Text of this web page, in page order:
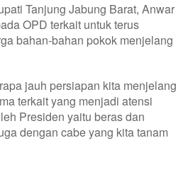
Tanjung Jabung Barat, Anwar
OPD terkait untuk terus
bahan-bahan pokok menjelang
jauh persiapan kita menjelang
terkait yang menjadi atensi
Presiden yaitu beras dan
dengan cabe yang kita tanam